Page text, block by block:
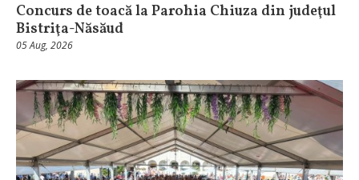
​Concurs de toacă la Parohia Chiuza din judeţul
Bistriţa-Năsăud
05 Aug, 2026